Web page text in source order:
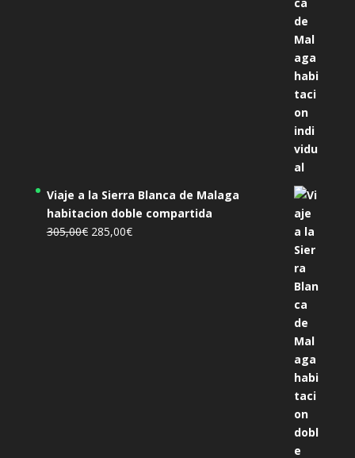
Viaje a la Sierra Blanca de Malaga
habitacion doble compartida
305,00€ El
285,00€El